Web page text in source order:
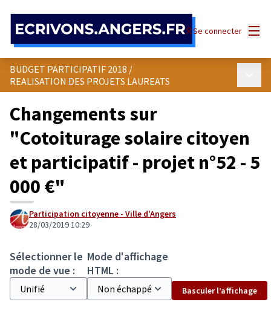
Se connecter
BUDGET PARTICIPATIF 2018 /
REALISATION DES PROJETS LAUREATS
Changements sur
"Cotoiturage solaire citoyen
et participatif - projet n°52 - 5
000 €"
Participation citoyenne - Ville d'Angers
28/03/2019 10:29
Sélectionner le
mode de vue :
Mode d'affichage
HTML :
Basculer l’affichage